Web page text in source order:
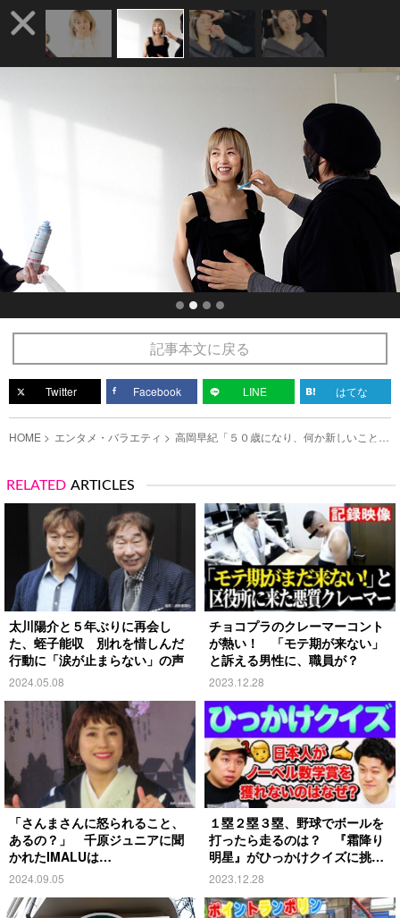
記事本文に戻る
Twitter Facebook LINE はてな
HOME エンタメ・バラエティ 高岡早紀「５０歳になり、何か新しいことを
始めたいと思い…」 YouTube初投稿の動画
RELATED ARTICLES
太川陽介と５年ぶりに再会し
た、蛭子能収 別れを惜しんだ
行動に「涙が止まらない」の声
2024.05.08
チョコプラのクレーマーコント
が熱い！ 「モテ期が来ない」
と訴える男性に、職員が？
2023.12.28
「さんまさんに怒られること、
あるの？」 千原ジュニアに聞
かれたIMALUは…
2024.09.05
１塁２塁３塁、野球でボールを
打ったら走るのは？ 『霜降り
明星』がひっかけクイズに挑
戦！
2023.12.28